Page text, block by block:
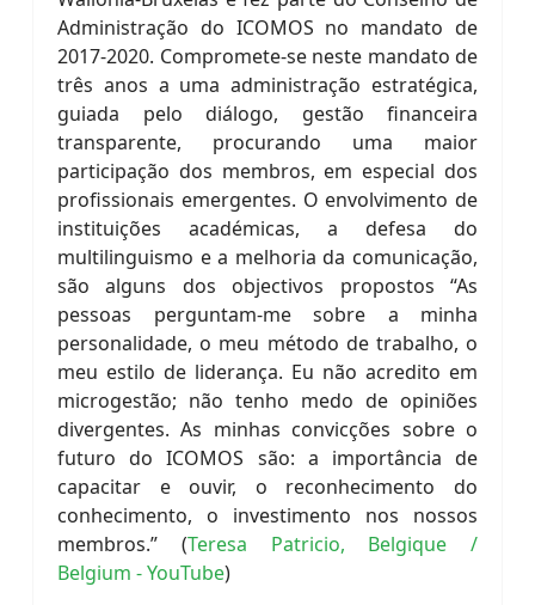
Administração do ICOMOS no mandato de
2017-2020. Compromete-se neste mandato de
três anos a uma administração estratégica,
guiada pelo diálogo, gestão financeira
transparente, procurando uma maior
participação dos membros, em especial dos
profissionais emergentes. O envolvimento de
instituições académicas, a defesa do
multilinguismo e a melhoria da comunicação,
são alguns dos objectivos propostos “As
pessoas perguntam-me sobre a minha
personalidade, o meu método de trabalho, o
meu estilo de liderança. Eu não acredito em
microgestão; não tenho medo de opiniões
divergentes. As minhas convicções sobre o
futuro do ICOMOS são: a importância de
capacitar e ouvir, o reconhecimento do
conhecimento, o investimento nos nossos
membros.” (Teresa Patricio, Belgique /
Belgium - YouTube)